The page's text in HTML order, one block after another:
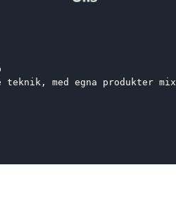
teknik, med egna produkter